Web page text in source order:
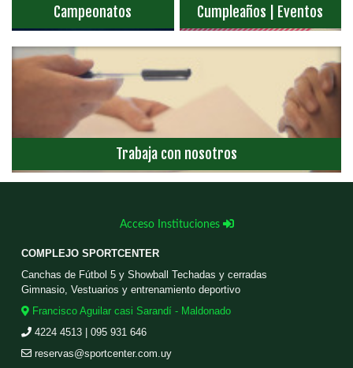
Campeonatos Cumpleaños | Eventos
Trabaja con nosotros
Acceso Instituciones
COMPLEJO SPORTCENTER
Canchas de Fútbol 5 y Showball Techadas y cerradas
Gimnasio, Vestuarios y entrenamiento deportivo
Francisco Aguilar casi Sarandí - Maldonado
4224 4513 | 095 931 646
reservas@sportcenter.com.uy